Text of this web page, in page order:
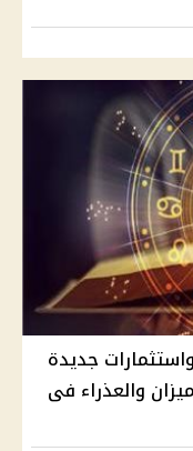
جديدة
والعذراء فى